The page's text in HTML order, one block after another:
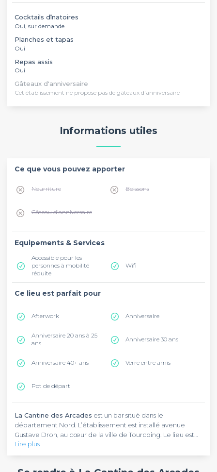
Cocktails dînatoires
Oui, sur demande
Planches et tapas
Oui
Repas assis
Oui
Gâteaux d'anniversaire
Cet établissement ne propose pas de gâteaux d'anniversaire
Informations utiles
Ce que vous pouvez apporter
Nourriture Boissons
Gâteau d'anniversaire
Equipements & Services
Accessible pour les
personnes à mobilité
réduite
Wifi
Ce lieu est parfait pour
Afterwork Anniversaire
Anniversaire 20 ans à 25
ans
Anniversaire 30 ans
Anniversaire 40+ ans Verre entre amis
Pot de départ
La Cantine des Arcades est un bar situé dans le
département Nord. L’établissement est installé avenue
Gustave Dron, au cœur de la ville de Tourcoing. Le lieu est
idéal pour prendre un verre avec des amis et collègues.
D’ailleurs, il est à 300 mètres de la Gare de Tourcoing,
La Cantine des Arcadesvous accueille dans un cadre cosy
Lire plus